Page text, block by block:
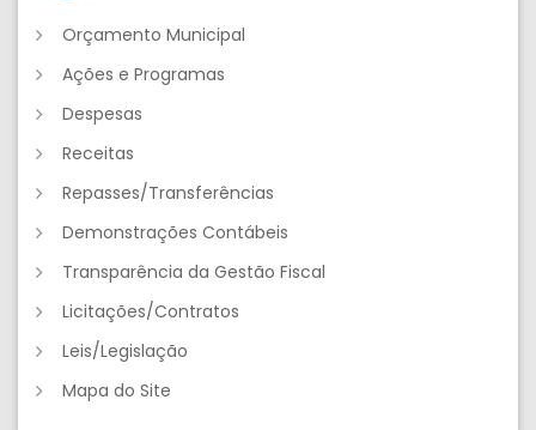
Orçamento Municipal
Ações e Programas
Despesas
Receitas
Repasses/Transferências
Demonstrações Contábeis
Transparência da Gestão Fiscal
Licitações/Contratos
Leis/Legislação
Mapa do Site